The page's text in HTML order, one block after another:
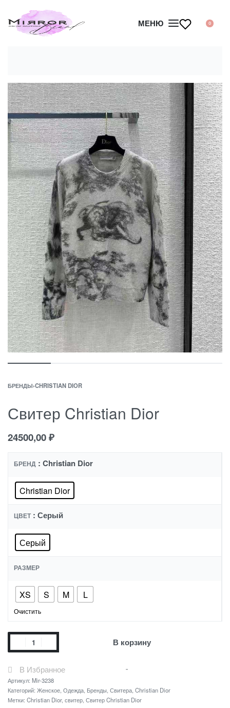
МЕНЮ 0
БРЕНДЫ›CHRISTIAN DIOR
Свитер Christian Dior
24500,00₽
БРЕНД : Christian Dior
Christian Dior
ЦВЕТ : Серый
Серый
РАЗМЕР
XS S M L
Очистить
В корзину
В Избранное
Артикул: Mir-3238
Категорий: Женское Одежда Бренды Свитера Christian Dior
Метки: Christian Dior, свитер Свитер Christian Dior